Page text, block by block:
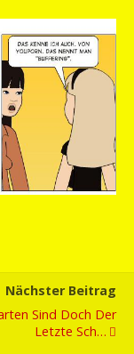
Nächster Beitrag
Sind Doch Der
Letzte Sch…